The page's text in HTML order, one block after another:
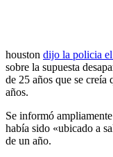
houston dijo la policia
sobre la supuesta
de 25 años que se creía
años.
Se informó
había sido «ubicado a
de un año.